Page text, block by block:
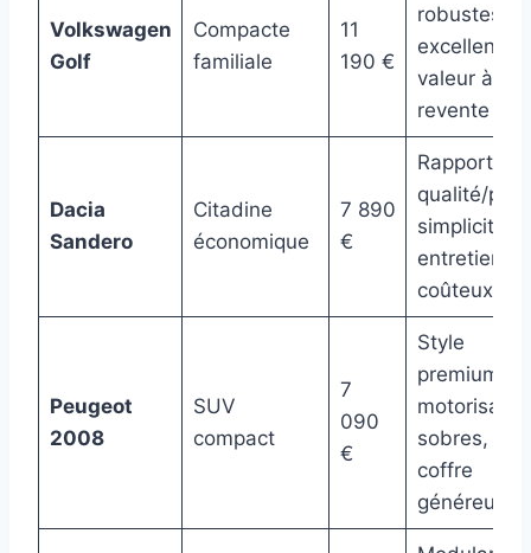
Volkswagen
Golf
Compacte
familiale
11
190 €
robustesse,
excellente
valeur à la
revente
Dacia
Sandero
Citadine
économique
7 890
€
Rapport
qualité/prix,
simplicité,
entretien
coûteux
Peugeot
2008
SUV
compact
7
090
€
Style
premium,
sobres,
coffre
généreux